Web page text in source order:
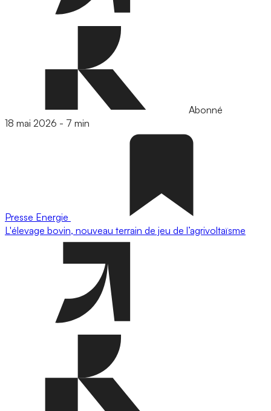
Abonné
18 mai 2026 - 7 min
Presse Energie
L'élevage bovin, nouveau terrain de jeu de l’agrivoltaïsme